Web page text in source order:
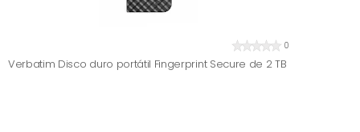
0
Verbatim Disco duro portátil Fingerprint Secure de 2 TB